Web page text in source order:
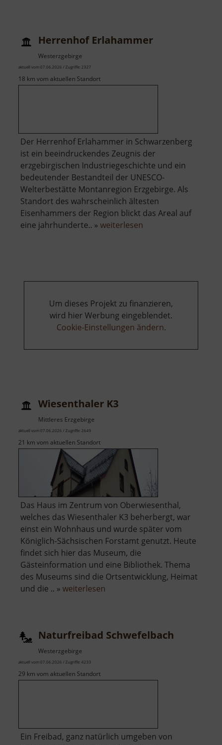
Herrenhof Erlahammer
Westerzgebirge
aktuell vom 07.06.2026 / Zugriffe: 2327
18 km vom aktuellen Standort
Der Herrenhof Erlahammer in Schwarzenberg
ist ein beeindruckendes Zeugnis der
erzgebirgischen Industriegeschichte und ein
bedeutender Bestandteil der UNESCO-
Welterbestätte Montanregion Erzgebirge. Als
Standort des wahrscheinlich ältesten
Eisenhammers der Region blickt das Areal auf
eine jahrhunderte.. » weiterlesen
Um dieses Projekt zu finanzieren,
wird hier Werbung eingeblendet.
Cookie-Einstellungen ändern.
Wiesenthaler K3
Mittleres Erzgebirge
aktuell vom 07.06.2026 / Zugriffe: 2649
21 km vom aktuellen Standort
Das Haus im Zentrum von Oberwiesenthal,
welches das Wiesenthaler K3 beherbergt, war
einst ein Wohnhaus und wurde später vom
Königlich-Sächsischen Forstamt genutzt. Heute
findet sich hier das Museum, die
Gästeinformation und eine Bibliothek. Thema
des Museums sind die Ortsentwicklung, Heimat
und die .. » weiterlesen
Naturfreibad Schwefelbach
Westerzgebirge
aktuell vom 07.06.2026 / Zugriffe: 4233
29 km vom aktuellen Standort
Ein Freibad, ganz natürlich umgeben von